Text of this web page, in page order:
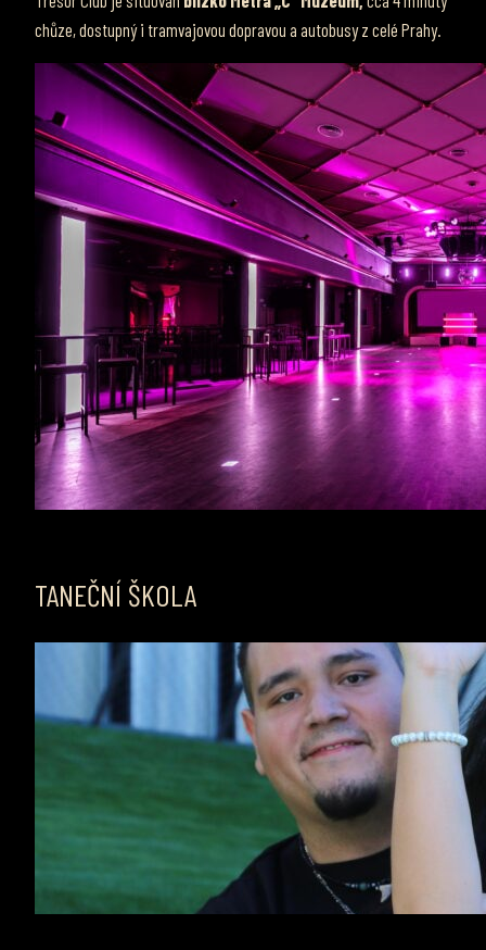
chůze, dostupný i tramvajovou dopravou a autobusy z celé Prahy.
TANEČNÍ ŠKOLA